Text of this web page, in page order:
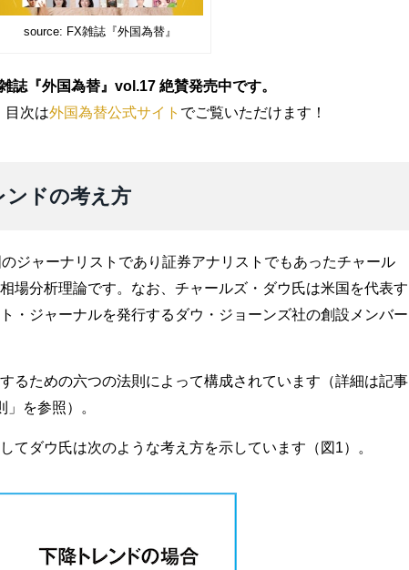
source: FX雑誌『外国為替』
誌『外国為替』vol.17 絶賛発売中です。
目次は外国為替公式サイト でご覧いただけます！
ンドの考え方
ジャーナリストであり証券アナリストでもあったチャール
場分析理論です。なお、チャールズ・ダウ氏は米国を代表す
・ジャーナルを発行するダウ・ジョーンズ社の創設メンバー
るための六つの法則によって構成されています（詳細は記事
を参照）。
てダウ氏は次のような考え方を示しています（図1）。